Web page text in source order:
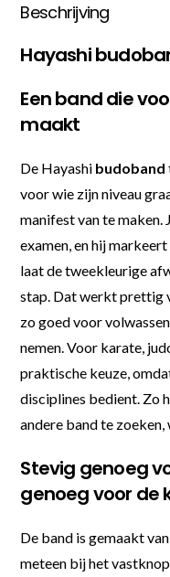
Beschrijving
Hayashi
Een band die
maakt
De Hayashi budoband
voor wie zijn niveau
manifest van te
examen, en hij
laat de tweekleurige
stap. Dat werkt prettig
zo goed voor
nemen. Voor karate,
praktische keuze,
disciplines bedient. Zo
andere band te
Stevig genoeg
genoeg voor de
De band is gemaakt van
meteen bij het